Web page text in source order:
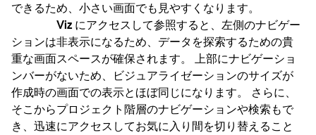
できるため、小さい画面でも見やすくなります。
Viz にアクセスして参照すると、左側のナビゲー
ションは非表示になるため、データを探索するための貴
重な画面スペースが確保されます。 上部にナビゲーショ
ンバーがないため、ビジュアライゼーションのサイズが
作成時の画面での表示とほぼ同じになります。 さらに、
そこからプロジェクト階層のナビゲーションや検索もで
き、迅速にアクセスしてお気に入り間を切り替えること